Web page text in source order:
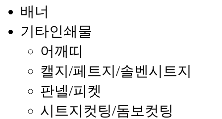
배너
기타인쇄물
어깨띠
캘지/페트지/솔벤시트지
판넬/피켓
시트지컷팅/돔보컷팅